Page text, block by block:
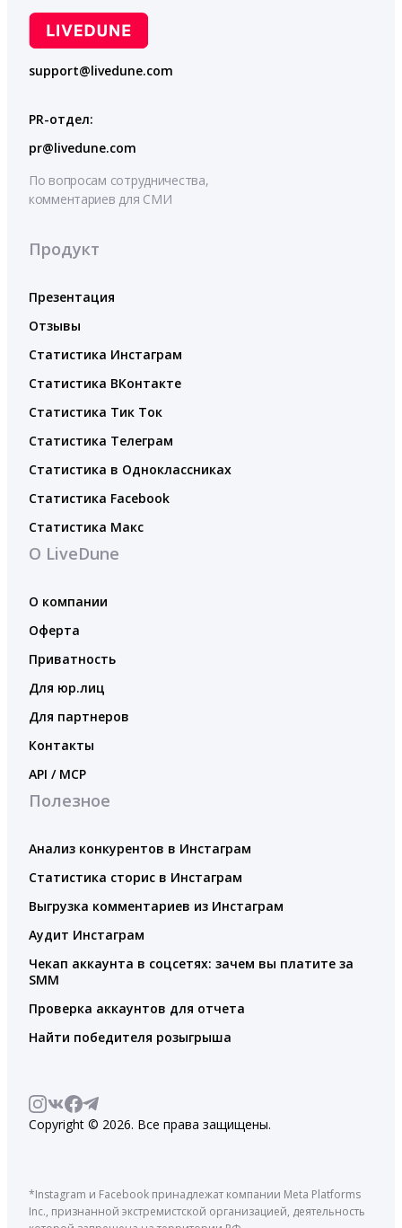
support@livedune.com
PR-отдел:
pr@livedune.com
По вопросам сотрудничества,
комментариев для СМИ
Продукт
Презентация
Отзывы
Статистика Инстаграм
Статистика ВКонтакте
Статистика Тик Ток
Статистика Телеграм
Статистика в Одноклассниках
Статистика Facebook
Статистика Макс
О LiveDune
О компании
Оферта
Приватность
Для юр.лиц
Для партнеров
Контакты
API / MCP
Полезное
Анализ конкурентов в Инстаграм
Статистика сторис в Инстаграм
Выгрузка комментариев из Инстаграм
Аудит Инстаграм
Чекап аккаунта в соцсетях: зачем вы платите за
SMM
Проверка аккаунтов для отчета
Найти победителя розыгрыша
Copyright © 2026. Все права защищены.
*Instagram и Facebook принадлежат компании Meta Platforms
Inc., признанной экстремистской организацией, деятельность